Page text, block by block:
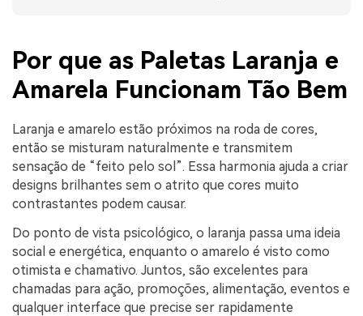
Por que as Paletas Laranja e
Amarela Funcionam Tão Bem
Laranja e amarelo estão próximos na roda de cores,
então se misturam naturalmente e transmitem
sensação de “feito pelo sol”. Essa harmonia ajuda a criar
designs brilhantes sem o atrito que cores muito
contrastantes podem causar.
Do ponto de vista psicológico, o laranja passa uma ideia
social e energética, enquanto o amarelo é visto como
otimista e chamativo. Juntos, são excelentes para
chamadas para ação, promoções, alimentação, eventos e
qualquer interface que precise ser rapidamente